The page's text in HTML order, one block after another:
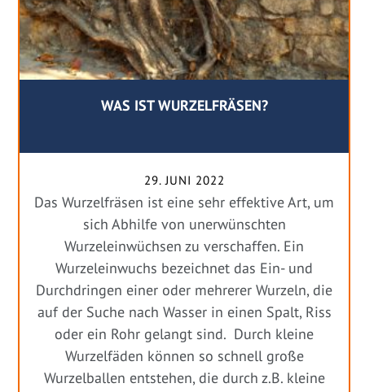
WAS IST WURZELFRÄSEN?
29. JUNI 2022
Das Wurzelfräsen ist eine sehr effektive Art, um
sich Abhilfe von unerwünschten
Wurzeleinwüchsen zu verschaffen. Ein
Wurzeleinwuchs bezeichnet das Ein- und
Durchdringen einer oder mehrerer Wurzeln, die
auf der Suche nach Wasser in einen Spalt, Riss
oder ein Rohr gelangt sind. Durch kleine
Wurzelfäden können so schnell große
Wurzelballen entstehen, die durch z.B. kleine